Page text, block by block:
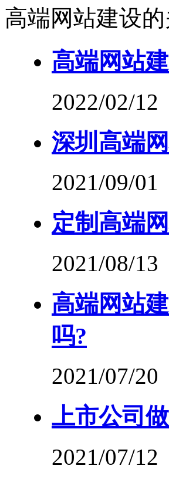
高端网站建设的
高端网站
2022/02/12
深圳高端
2021/09/01
定制高端
2021/08/13
高端网站
吗?
2021/07/20
上市公司
2021/07/12